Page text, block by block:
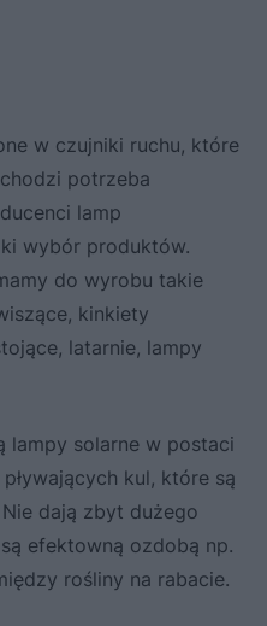
w czujniki ruchu, które
potrzeba
lamp
wybór produktów.
do wyrobu takie
kinkiety
latarnie, lampy
lampy solarne w postaci
kul, które są
Nie dają zbyt dużego
efektowną ozdobą np.
rośliny na rabacie.